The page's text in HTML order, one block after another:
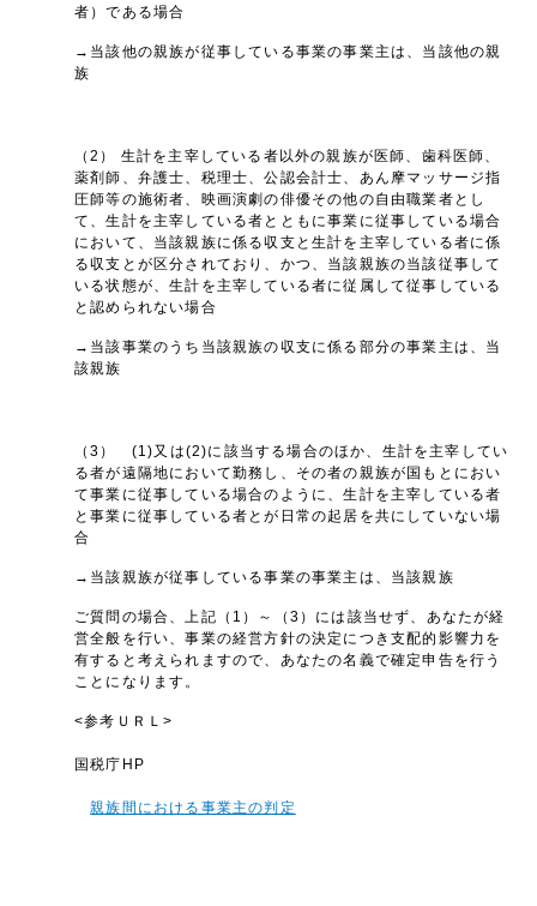
者）である場合
→当該他の親族が従事している事業の事業主は、当該他の親
族
（2） 生計を主宰している者以外の親族が医師、歯科医師、
薬剤師、弁護士、税理士、公認会計士、あん摩マッサージ指
圧師等の施術者、映画演劇の俳優その他の自由職業者とし
て、生計を主宰している者とともに事業に従事している場合
において、当該親族に係る収支と生計を主宰している者に係
る収支とが区分されており、かつ、当該親族の当該従事して
いる状態が、生計を主宰している者に従属して従事している
と認められない場合
→当該事業のうち当該親族の収支に係る部分の事業主は、当
該親族
（3） (1)又は(2)に該当する場合のほか、生計を主宰してい
る者が遠隔地において勤務し、その者の親族が国もとにおい
て事業に従事している場合のように、生計を主宰している者
と事業に従事している者とが日常の起居を共にしていない場
合
→当該親族が従事している事業の事業主は、当該親族
ご質問の場合、上記（1）～（3）には該当せず、あなたが経
営全般を行い、事業の経営方針の決定につき支配的影響力を
有すると考えられますので、あなたの名義で確定申告を行う
ことになります。
<参考ＵＲＬ>
国税庁HP
親族間における事業主の判定